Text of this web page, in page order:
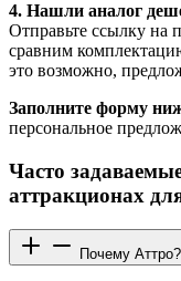
4. Нашли аналог
Отправьте ссылку
сравним
это возможно,
Заполните форму
персональное
Часто
аттракционах
Почему Аттро?